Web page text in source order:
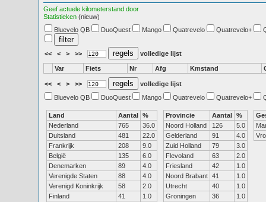
Geef actuele kilometerstand door
Statistieken (nieuw)
Bluevelo QB
DuoQuest Mango Quatrevelo Quatrevelo+
<< < > >> volledige lijst
Var Fiets Nr Afg Kmstand
<< < > >>
volledige lijst
Bluevelo QB
DuoQuest Mango Quatrevelo Quatrevelo+
Land Aantal %
Nederland
765
36.0
Duitsland
481
22.0
Frankrijk
208
9.0
België
135
6.0
Denemarken
89
4.0
Verenigde Staten
88
4.0
Verenigd Koninkrijk
58
2.0
Finland
41
1.0
Provincie Aantal %
Noord Holland
126
5.0
Gelderland
91
4.0
Zuid Holland
79
3.0
Flevoland
63
2.0
Friesland
42
1.0
Noord Brabant 41
1.0
Utrecht
40
1.0
Groningen
36
1.0